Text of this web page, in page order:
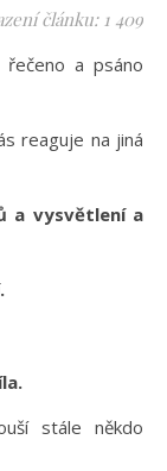
článku: 1 409
a psáno
reaguje na jiná
a vysvětlení a
stále někdo